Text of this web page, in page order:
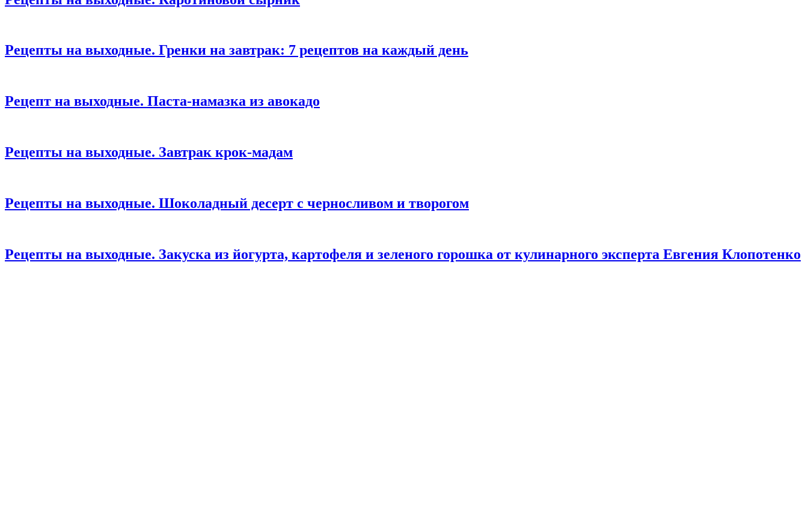
Рецепты на выходные. Гренки на завтрак: 7 рецептов на каждый день
Рецепт на выходные. Паста-намазка из авокадо
Рецепты на выходные. Завтрак крок-мадам
Рецепты на выходные. Шоколадный десерт с черносливом и творогом
Рецепты на выходные. Закуска из йогурта, картофеля и зеленого горошка от кулинарного эксперта Евгения Клопотенко